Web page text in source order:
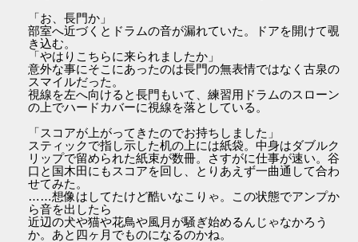
「お、長門か」
部室へ近づくとドラムの音が漏れていた。ドアを開けて覗
き込む。
「やはりこちらに来られましたか」
意外な事にそこにあったのは長門の無表情ではなく古泉の
スマイルだった。
視線を左へ向けると長門もいて、練習用ドラムのスローン
の上でハードカバーに視線を落としている。
「スコアが上がってきたのでお持ちしました」
スティックで指し示した机の上には紙袋。中身はダブルク
リップで留められた紙束が数冊。さすがに仕事が速い。谷
口と国木田にもスコアを回し、とりあえず一曲通して合わ
せてみた。
……想像はしてたけど酷いなこりゃ。この状態でアンプか
ら音を出したら
近辺の犬や猫や花鳥や風月が騒ぎ始めるんじゃなかろう
か。あと四ヶ月でものになるのかね。